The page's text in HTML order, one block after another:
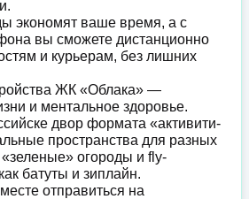
экономят ваше время, а с
вы сможете дистанционно
и курьерам, без лишних
ЖК «Облака» —
и ментальное здоровье.
двор формата «активити-
пространства для разных
«зеленые» огороды и fly-
батуты и зиплайн.
отправиться на